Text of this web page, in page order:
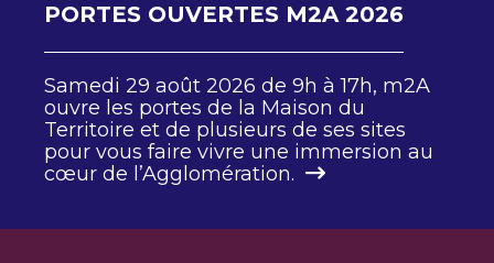
PORTES OUVERTES M2A 2026
Samedi 29 août 2026 de 9h à 17h, m2A
ouvre les portes de la Maison du
Territoire et de plusieurs de ses sites
pour vous faire vivre une immersion au
cœur de l’Agglomération.